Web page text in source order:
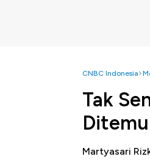
CNBC Indonesia
Tak
Martyasari